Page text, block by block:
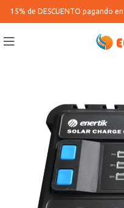
15% de DESCUENTO pagando en